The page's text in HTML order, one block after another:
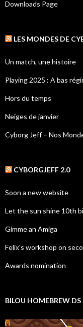
Downloads Page
LES MONDES DE
Un match, une histoire
Playing 2025 : A bas
Hors du temps
Neiges de janvier
Cyborg Jeff – Nos
CYBORGJEFF 2.0
Soon a new website
Let the sun shine 10th
Gimme an Amiga
Felix's workshop on
Awards nomination
BILOU HOMEBREW DS